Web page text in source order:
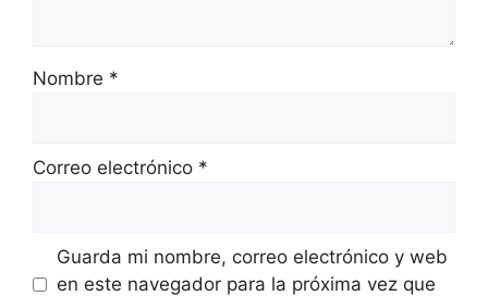
Nombre *
Correo electrónico *
Guarda mi nombre, correo electrónico y web
en este navegador para la próxima vez que